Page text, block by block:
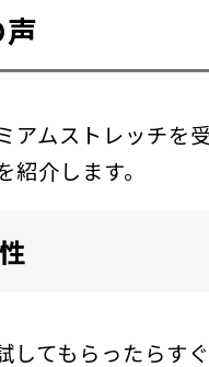
アムストレッチを
紹介します。
してもらったらす